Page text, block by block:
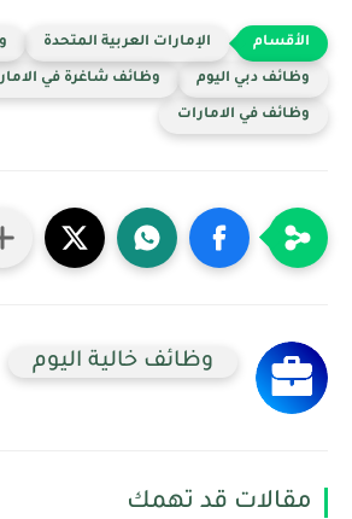
الإمارات العربية المتحدة
وظائف دبي اليوم وظائف شاغرة في
وظائف في الامارات
وظائف خالية اليوم
مقالات قد تهمك